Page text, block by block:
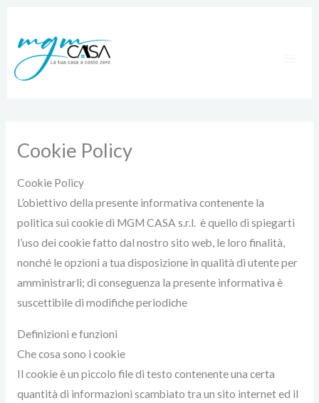
contenuto
Cookie Policy
Cookie Policy
L’obiettivo della presente informativa contenente la
politica sui cookie di MGM CASA s.r.l. è quello di spiegarti
l’uso dei cookie fatto dal nostro sito web, le loro finalità,
nonché le opzioni a tua disposizione in qualità di utente per
amministrarli; di conseguenza la presente informativa è
suscettibile di modifiche periodiche
Definizioni e funzioni
Che cosa sono i cookie
Il cookie è un piccolo file di testo contenente una certa
quantità di informazioni scambiato tra un sito internet ed il